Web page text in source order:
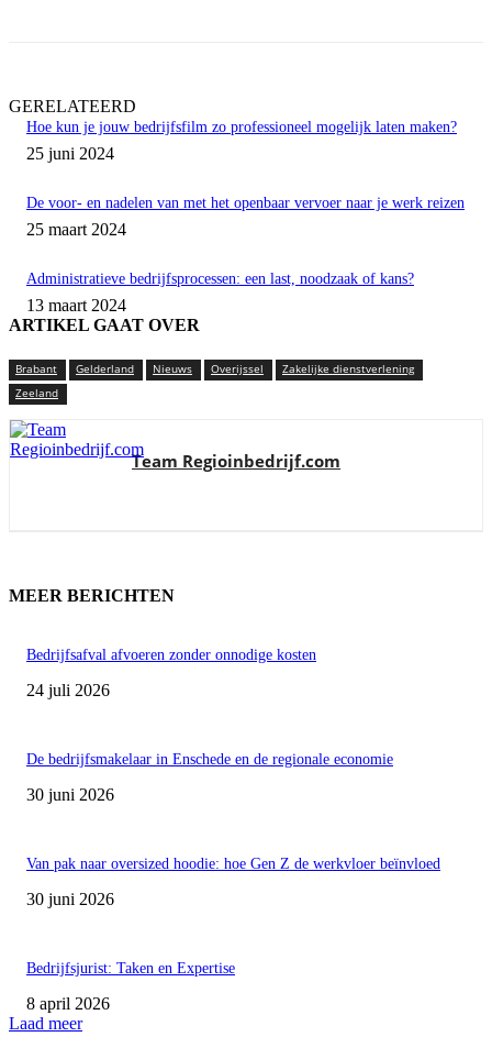
GERELATEERD
Hoe kun je jouw bedrijfsfilm zo professioneel mogelijk laten maken?
25 juni 2024
De voor- en nadelen van met het openbaar vervoer naar je werk reizen
25 maart 2024
Administratieve bedrijfsprocessen: een last, noodzaak of kans?
13 maart 2024
ARTIKEL GAAT OVER
Brabant Gelderland Nieuws Overijssel
Zakelijke dienstverlening
Zeeland
Team Regioinbedrijf.com
MEER BERICHTEN
Bedrijfsafval afvoeren zonder onnodige kosten
24 juli 2026
De bedrijfsmakelaar in Enschede en de regionale economie
30 juni 2026
Van pak naar oversized hoodie: hoe Gen Z de werkvloer beïnvloed
30 juni 2026
Bedrijfsjurist: Taken en Expertise
8 april 2026
Laad meer